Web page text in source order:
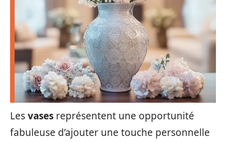
Lesvases représentent une opportunité
fabuleuse d’ajouter une touche personnelle